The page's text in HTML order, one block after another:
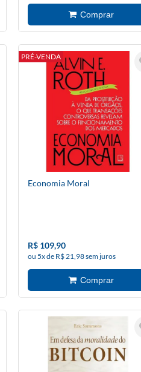
PRÉ-VENDA
Economia Moral
R$ 109,90
ou 5x de R$ 21,98 sem juros